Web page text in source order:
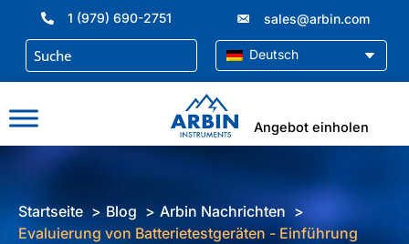
springen
1 (979) 690-2751 sales@arbin.com
Deutsch
Angebot einholen
Startseite Blog
Arbin Nachrichten
Evaluierung von Batterietestgeräten - Einführung